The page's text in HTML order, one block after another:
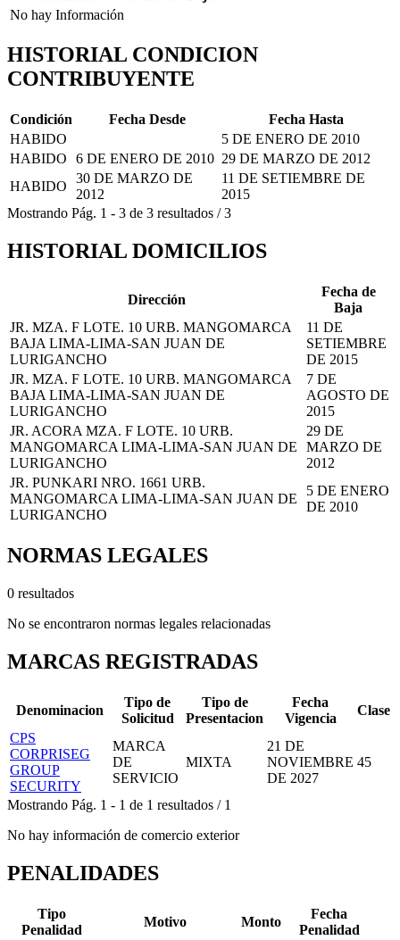
No hay Información
HISTORIAL CONDICION
CONTRIBUYENTE
Condición Fecha Desde
Fecha Hasta
HABIDO
5 DE ENERO DE 2010
HABIDO
6 DE ENERO DE 2010 29 DE MARZO DE 2012
HABIDO
30 DE MARZO DE
2012
11 DE SETIEMBRE DE
2015
Mostrando Pág. 1 - 3 de 3 resultados /3
HISTORIAL DOMICILIOS
Dirección
Fecha de
Baja
JR. MZA. F LOTE. 10 URB. MANGOMARCA
BAJA LIMA-LIMA-SAN JUAN DE
LURIGANCHO
11 DE
SETIEMBRE
DE 2015
JR. MZA. F LOTE. 10 URB. MANGOMARCA
BAJA LIMA-LIMA-SAN JUAN DE
LURIGANCHO
7 DE
AGOSTO DE
2015
JR. ACORA MZA. F LOTE. 10 URB.
MANGOMARCA LIMA-LIMA-SAN JUAN DE
LURIGANCHO
29 DE
MARZO DE
2012
JR. PUNKARI NRO. 1661 URB.
MANGOMARCA LIMA-LIMA-SAN JUAN DE
LURIGANCHO
5 DE ENERO
DE 2010
NORMAS LEGALES
0 resultados
No se encontraron normas legales relacionadas
MARCAS REGISTRADAS
Denominacion
Tipo de
Solicitud
Tipo de
Presentacion
Fecha
Vigencia
Clase
CPS
CORPRISEG
GROUP
SECURITY
MARCA
DE
SERVICIO
MIXTA
21 DE
NOVIEMBRE
DE 2027
45
Mostrando Pág. 1 - 1 de 1 resultados / 1
No hay información de comercio exterior
PENALIDADES
Tipo
Penalidad
Motivo Monto
Fecha
Penalidad